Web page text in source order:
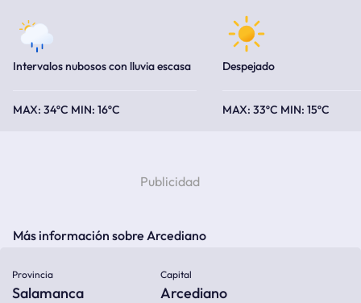
Intervalos nubosos con lluvia escasa
34ºC 16ºC
Despejado
33ºC 15ºC
Más información sobre Arcediano
Provincia
Salamanca
Capital
Arcediano